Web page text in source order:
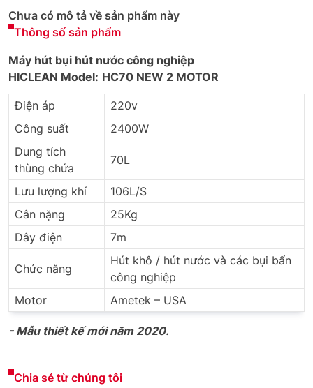
Chưa có mô tả về sản phẩm này
Thông số sản phẩm
Máy hút bụi hút nước công nghiệp
HICLEAN Model: HC70 NEW 2 MOTOR
Điện áp
220v
Công suất
2400W
Dung tích
thùng chứa
70L
Lưu lượng khí
106L/S
Cân nặng
25Kg
Dây điện
7m
Chức năng
Hút khô / hút nước và các bụi bẩn
công nghiệp
Motor
Ametek – USA
- Mẫu thiết kế mới năm 2020.
Chia sẻ từ chúng tôi